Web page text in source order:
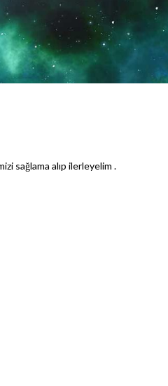
sağlama alıp ilerleyelim .